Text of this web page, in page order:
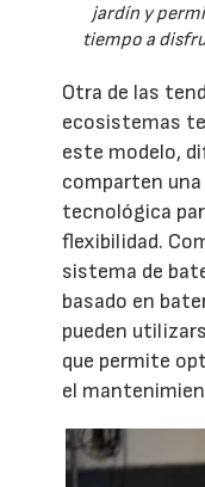
jardín y
tiempo a
Otra de las
ecosistemas
este modelo,
comparten
tecnológica
flexibilidad.
sistema de
basado en
pueden
que permite
el